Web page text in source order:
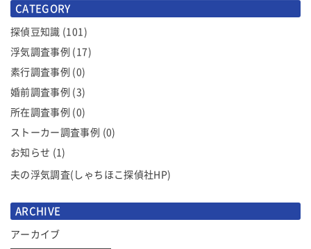
ー
シ
ョ
ン
CATEGORY
探偵豆知識 (101)
浮気調査事例 (17)
素行調査事例 (0)
婚前調査事例 (3)
所在調査事例 (0)
ストーカー調査事例 (0)
お知らせ (1)
夫の浮気調査(しゃちほこ探偵社HP)
ARCHIVE
アーカイブ